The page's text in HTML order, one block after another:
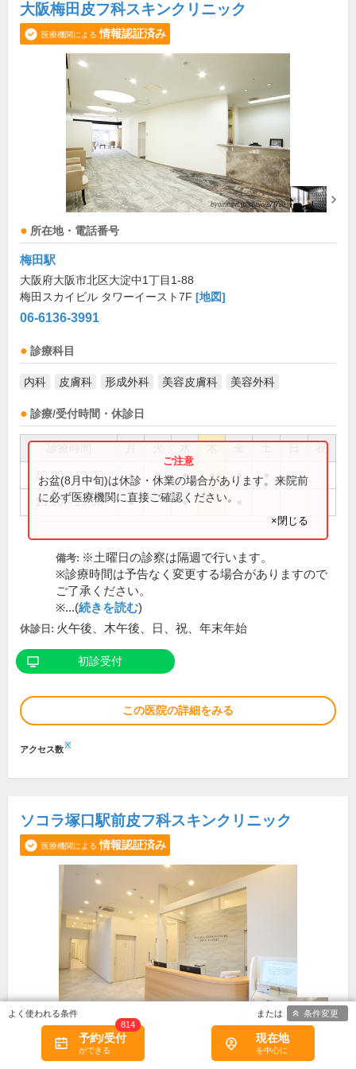
大阪梅田皮フ科スキンクリニック
医療機関による 情報認証済み
所在地・電話番号
梅田駅
大阪府大阪市北区大淀中1丁目1-88
梅田スカイビル タワーイースト7F [地図]
06-6136-3991
診療科目
内科 皮膚科 形成外科 美容皮膚科 美容外科
診療/受付時間・休診日
祝
10:00～13:00 ● ● ● ● ●
15:30～19:00 ● ●
お盆(8月中旬)は休診・休業の場合があります。来院前
に必ず医療機関に直接ご確認ください。
×閉じる
備考: ※土曜日の診察は隔週で行います。
※診療時間は予告なく変更する場合がありますので
ご了承ください。
※...(続きを読む)
休診日: 火午後、木午後、日、祝、年末年始
初診受付
この医院の詳細をみる
アクセス数※
ソコラ塚口駅前皮フ科スキンクリニック
医療機関による 情報認証済み
所在地・電話番号
予約/受付
814
現在地
条件変更